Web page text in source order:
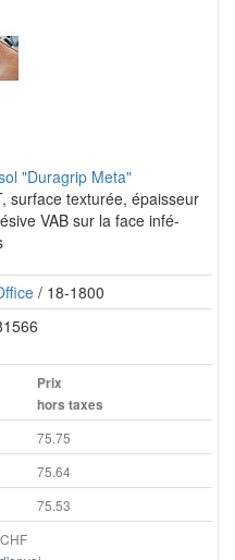
"Duragrip Meta"
surface texturée, épaisseur
VAB sur la face infé-
/ 18-1800
Prix
hors taxes
75.75
75.64
75.53